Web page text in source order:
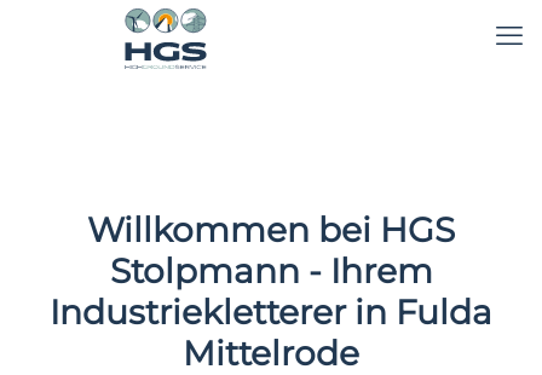
Willkommen bei HGS
Stolpmann - Ihrem
Industriekletterer in Fulda
Mittelrode